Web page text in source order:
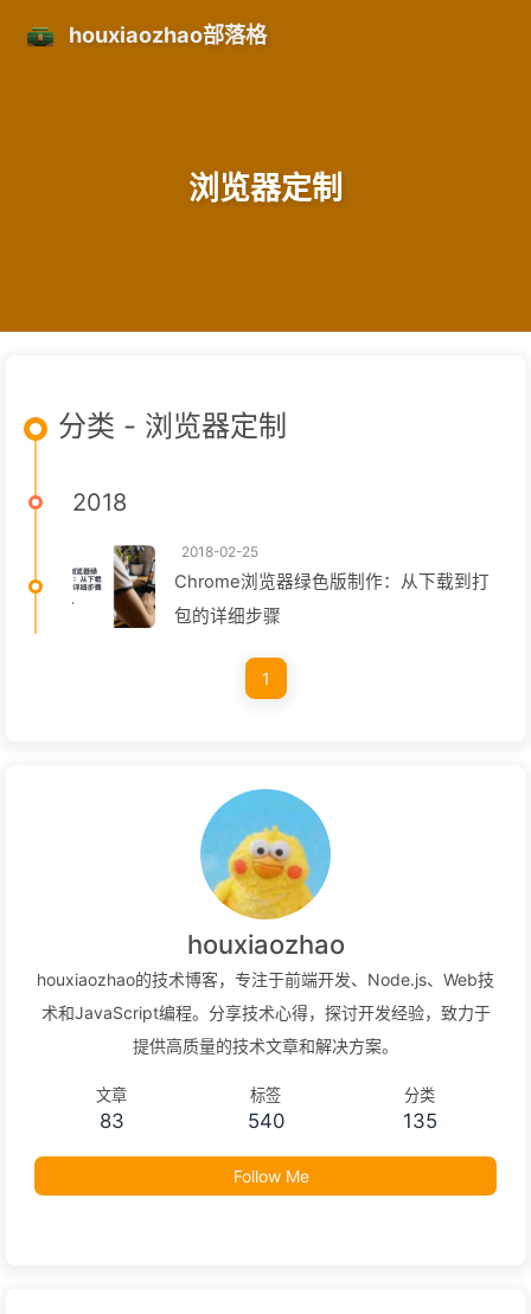
houxiaozhao部落格
浏览器定制
分类 - 浏览器定制
2018
2018-02-25
Chrome浏览器绿色版制作：从下载到打
包的详细步骤
1
houxiaozhao
houxiaozhao的技术博客，专注于前端开发、Node.js、Web技
术和JavaScript编程。分享技术心得，探讨开发经验，致力于
提供高质量的技术文章和解决方案。
文章
83
标签
540
分类
135
Follow Me